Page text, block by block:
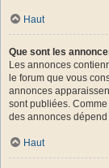
Haut
Que sont les
Les annonces
le forum que vous
annonces
sont publiées.
des annonces
Haut